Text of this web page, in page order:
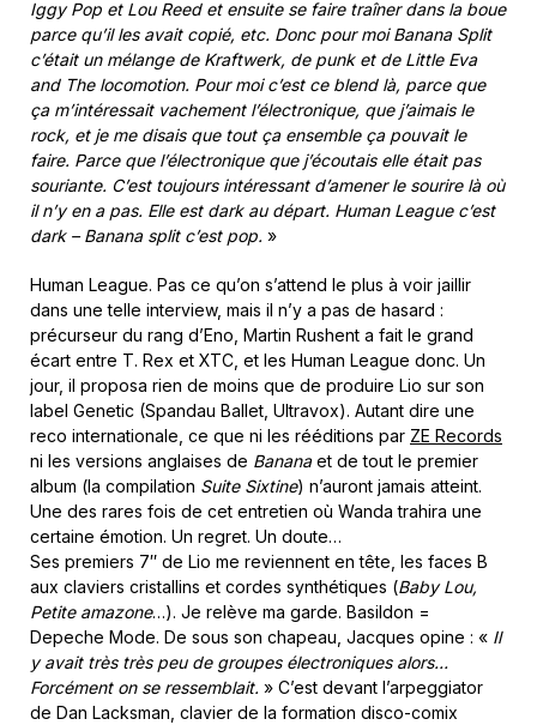
Iggy Pop et Lou Reed et ensuite se faire traîner dans la boue
parce qu’il les avait copié, etc. Donc pour moi Banana Split
c’était un mélange de Kraftwerk, de punk et de Little Eva
and The locomotion. Pour moi c’est ce blend là, parce que
ça m’intéressait vachement l’électronique, que j’aimais le
rock, et je me disais que tout ça ensemble ça pouvait le
faire. Parce que l’électronique que j’écoutais elle était pas
souriante. C’est toujours intéressant d’amener le sourire là où
il n’y en a pas. Elle est dark au départ. Human League c’est
dark – Banana split c’est pop. »
Human League. Pas ce qu’on s’attend le plus à voir jaillir
dans une telle interview, mais il n’y a pas de hasard :
précurseur du rang d’Eno, Martin Rushent a fait le grand
écart entre T. Rex et XTC, et les Human League donc. Un
jour, il proposa rien de moins que de produire Lio sur son
label Genetic (Spandau Ballet, Ultravox). Autant dire une
reco internationale, ce que ni les rééditions par ZE Records
ni les versions anglaises de Bananaet de tout le premier
album (la compilation Suite Sixtine) n’auront jamais atteint.
Une des rares fois de cet entretien où Wanda trahira une
certaine émotion. Un regret. Un doute…
Ses premiers 7″ de Lio me reviennent en tête, les faces B
aux claviers cristallins et cordes synthétiques (Baby Lou,
Petite amazone…). Je relève ma garde. Basildon =
Depeche Mode. De sous son chapeau, Jacques opine : « Il
y avait très très peu de groupes électroniques alors…
Forcément on se ressemblait. » C’est devant l’arpeggiator
de Dan Lacksman, clavier de la formation disco-comix